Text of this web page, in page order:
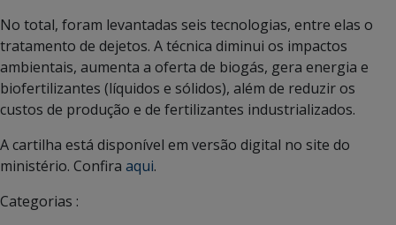
No total, foram levantadas seis tecnologias, entre elas o
tratamento de dejetos. A técnica diminui os impactos
ambientais, aumenta a oferta de biogás, gera energia e
biofertilizantes (líquidos e sólidos), além de reduzir os
custos de produção e de fertilizantes industrializados.
A cartilha está disponível em versão digital no site do
ministério. Confira aqui.
Categorias :